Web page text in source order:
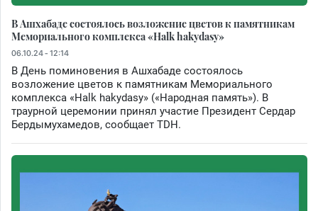
В Ашхабаде состоялось возложение цветов к памятникам
Мемориального комплекса «Halk hakydasy»
06.10.24 - 12:14
В День поминовения в Ашхабаде состоялось
возложение цветов к памятникам Мемориального
комплекса «Halk hakydasy» («Народная память»). В
траурной церемонии принял участие Президент Сердар
Бердымухамедов, сообщает TDH.